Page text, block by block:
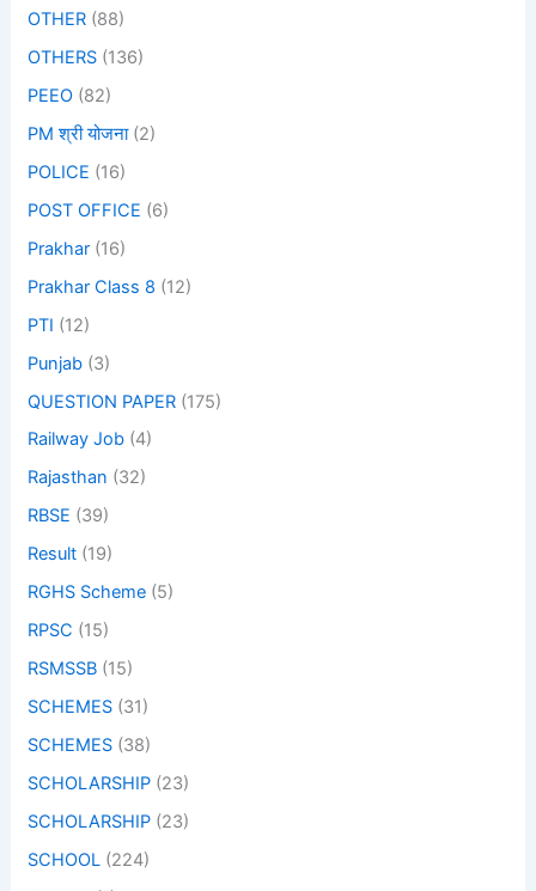
OTHER (88)
OTHERS (136)
PEEO (82)
PM श्री योजना(2)
POLICE (16)
POST OFFICE (6)
Prakhar (16)
Prakhar Class 8 (12)
PTI (12)
Punjab (3)
QUESTION PAPER (175)
Railway Job (4)
Rajasthan (32)
RBSE (39)
Result (19)
RGHS Scheme (5)
RPSC (15)
RSMSSB (15)
SCHEMES (31)
SCHEMES (38)
SCHOLARSHIP (23)
SCHOLARSHIP (23)
SCHOOL (224)